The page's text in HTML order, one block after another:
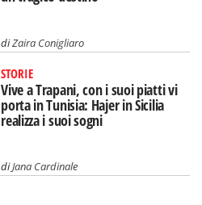
diZaira Conigliaro
STORIE
Vive a Trapani, con i suoi piatti vi
porta in Tunisia: Hajer in Sicilia
realizza i suoi sogni
diJana Cardinale